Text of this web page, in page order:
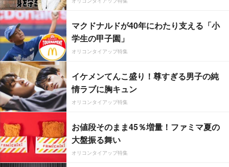
マクドナルドが40年にわたり支える「小
学生の甲子園」
オリコンタイアップ特集
イケメンてんこ盛り！尊すぎる男子の純
情ラブに胸キュン
オリコンタイアップ特集
お値段そのまま45％増量！ファミマ夏の
大盤振る舞い
オリコンタイアップ特集